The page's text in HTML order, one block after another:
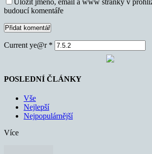
budoucí komentáře
Current ye@r *
POSLEDNÍ ČLÁNKY
Vše
Nejlepší
Nejpopulárnější
Více